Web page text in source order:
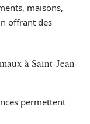
maisons,
offrant des
à Saint-Jean-
permettent